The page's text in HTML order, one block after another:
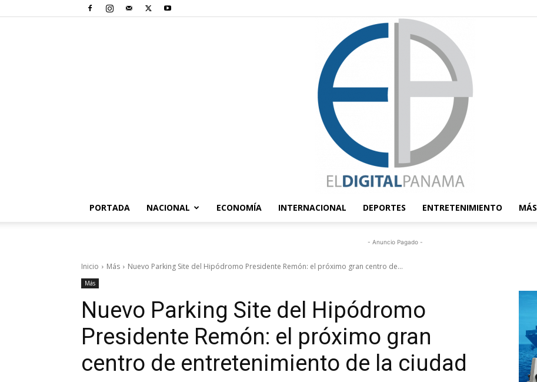
Digital
PORTADA NACIONAL ECONOMÍA INTERNACIONAL DEPORTES ENTRETENIMIENTO MÁS
- Anuncio Pagado -
Inicio Más Nuevo Parking Site del Hipódromo Presidente Remón: el próximo gran centro de...
Más
Nuevo Parking Site del Hipódromo
Presidente Remón: el próximo gran
centro de entretenimiento de la ciudad